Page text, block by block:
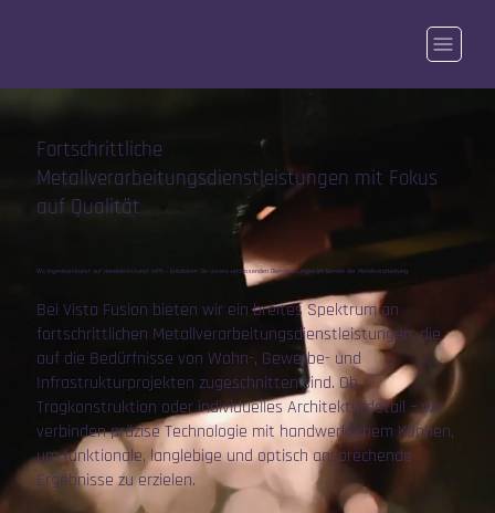
Fortschrittliche
Metallverarbeitungsdienstleistungen mit Fokus
auf Qualität
Wo Ingenieurskunst auf Handwerkskunst trifft – Entdecken Sie unsere umfassenden Dienstleistungen im Bereich der Metallverarbeitung.
Bei Vista Fusion bieten wir ein breites Spektrum an
fortschrittlichen Metallverarbeitungsdienstleistungen, die
auf die Bedürfnisse von Wohn-, Gewerbe- und
Infrastrukturprojekten zugeschnitten sind. Ob
Tragkonstruktion oder individuelles Architekturdetail – wir
verbinden präzise Technologie mit handwerklichem Können,
um funktionale, langlebige und optisch ansprechende
Ergebnisse zu erzielen.